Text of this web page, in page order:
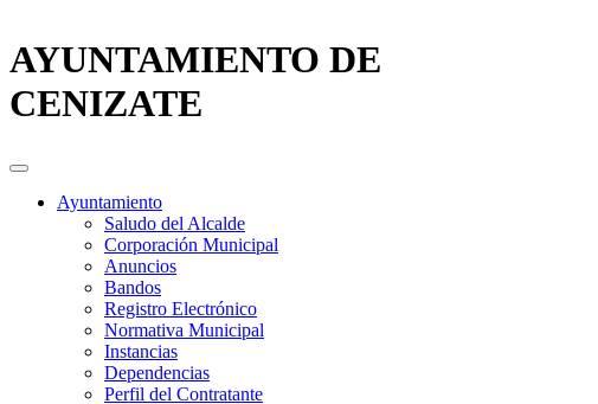
AYUNTAMIENTO DE
CENIZATE
Ayuntamiento
Saludo del Alcalde
Corporación Municipal
Anuncios
Bandos
Registro Electrónico
Normativa Municipal
Instancias
Dependencias
Perfil del Contratante